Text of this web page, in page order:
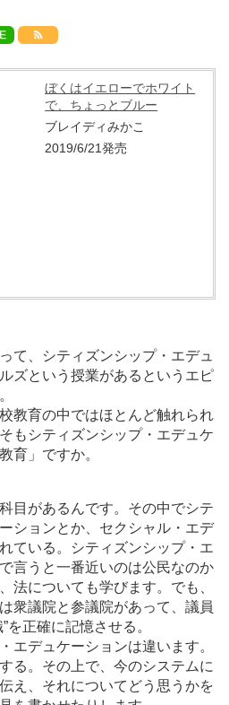
ぼくはイエローでホワイト
で、ちょっとブルー
ブレイディみかこ
2019/6/21発売
て、シティズンシップ・エデュ
ズという授業があるというエピ
教育の中ではほとんど触れられ
もシティズンシップ・エデュケ
育」ですか。
目があるんです。その中でシテ
ションとか、セクシャル・エデ
ている。シティズンシップ・エ
言うと一番近いのは公民なのか
法についても学びます。でも、
衆議院と参議院があって、議員
を正確に記憶させる。
エデュケーションは違います。
る。その上で、今のシステムに
え、それについてどう思うかを